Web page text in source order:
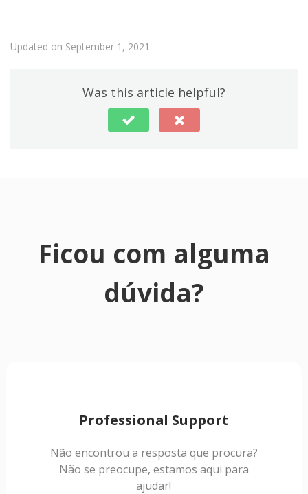
Updated on September 1, 2021
Was this article helpful?
Ficou com alguma
dúvida?
Professional Support
Não encontrou a resposta que procura?
Não se preocupe, estamos aqui para
ajudar!